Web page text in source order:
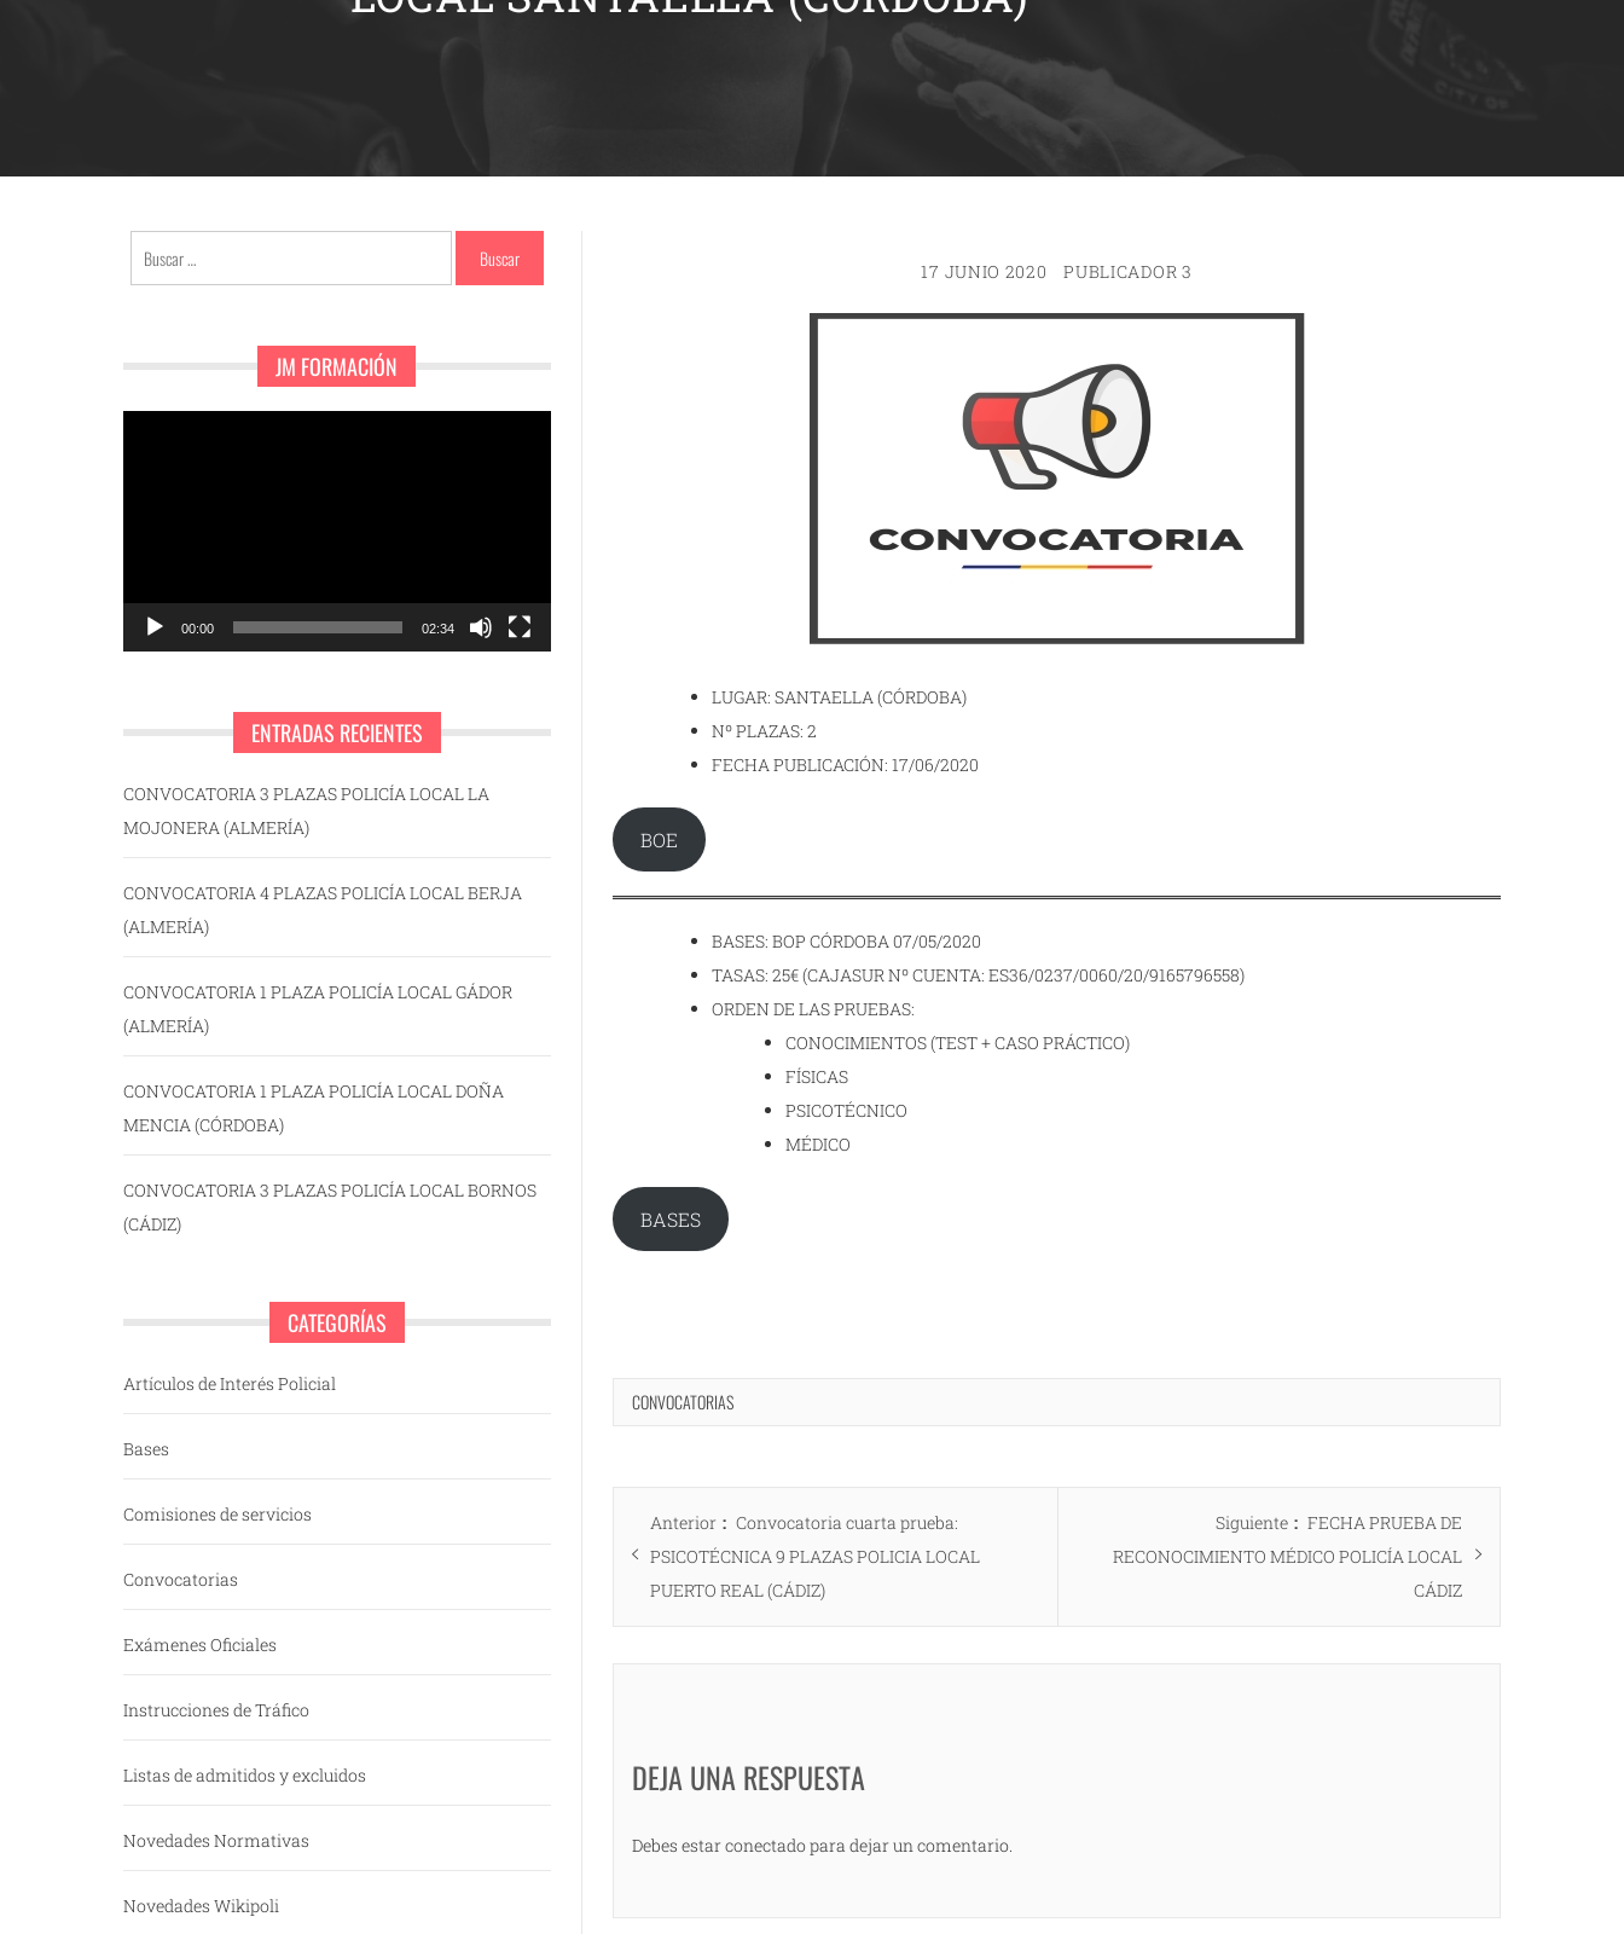
17 JUNIO 2020 PUBLICADOR 3
LUGAR: SANTAELLA (CÓRDOBA)
Nº PLAZAS: 2
FECHA PUBLICACIÓN: 17/06/2020
BOE
BASES: BOP CÓRDOBA 07/05/2020
TASAS: 25€ (CAJASUR Nº CUENTA: ES36/0237/0060/20/9165796558)
ORDEN DE LAS PRUEBAS:
CONOCIMIENTOS (TEST + CASO PRÁCTICO)
FÍSICAS
PSICOTÉCNICO
MÉDICO
BASES
CONVOCATORIAS
Navegación
de
entradas
Anterior
Entrada
anterior:
Convocatoria cuarta prueba:
PSICOTÉCNICA 9 PLAZAS POLICIA LOCAL
PUERTO REAL (CÁDIZ)
Siguiente
Entrada
siguiente:
FECHA PRUEBA DE
RECONOCIMIENTO MÉDICO POLICÍA LOCAL
CÁDIZ
DEJA UNA RESPUESTA
Debes estar conectado para dejar un comentario.
Buscar:
JM FORMACIÓN
00:00 02:34
ENTRADAS RECIENTES
CONVOCATORIA 3 PLAZAS POLICÍA LOCAL LA
MOJONERA (ALMERÍA)
CONVOCATORIA 4 PLAZAS POLICÍA LOCAL BERJA
(ALMERÍA)
CONVOCATORIA 1 PLAZA POLICÍA LOCAL GÁDOR
(ALMERÍA)
CONVOCATORIA 1 PLAZA POLICÍA LOCAL DOÑA
MENCIA (CÓRDOBA)
CONVOCATORIA 3 PLAZAS POLICÍA LOCAL BORNOS
(CÁDIZ)
CATEGORÍAS
Artículos de Interés Policial
Bases
Comisiones de servicios
Convocatorias
Exámenes Oficiales
Instrucciones de Tráfico
Listas de admitidos y excluidos
Novedades Normativas
Novedades Wikipoli